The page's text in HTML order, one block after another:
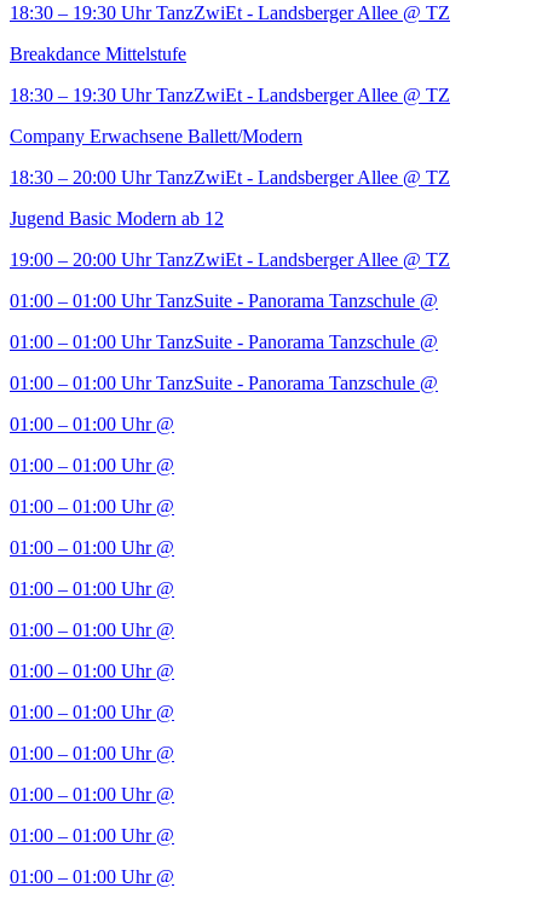
18:30 – 19:30 Uhr TanzZwiEt - Landsberger Allee @ TZ
Breakdance Mittelstufe
18:30 – 19:30 Uhr TanzZwiEt - Landsberger Allee @ TZ
Company Erwachsene Ballett/Modern
18:30 – 20:00 Uhr TanzZwiEt - Landsberger Allee @ TZ
Jugend Basic Modern ab 12
19:00 – 20:00 Uhr TanzZwiEt - Landsberger Allee @ TZ
01:00 – 01:00 Uhr TanzSuite - Panorama Tanzschule @
01:00 – 01:00 Uhr TanzSuite - Panorama Tanzschule @
01:00 – 01:00 Uhr TanzSuite - Panorama Tanzschule @
01:00 – 01:00 Uhr @
01:00 – 01:00 Uhr @
01:00 – 01:00 Uhr @
01:00 – 01:00 Uhr @
01:00 – 01:00 Uhr @
01:00 – 01:00 Uhr @
01:00 – 01:00 Uhr @
01:00 – 01:00 Uhr @
01:00 – 01:00 Uhr @
01:00 – 01:00 Uhr @
01:00 – 01:00 Uhr @
01:00 – 01:00 Uhr @